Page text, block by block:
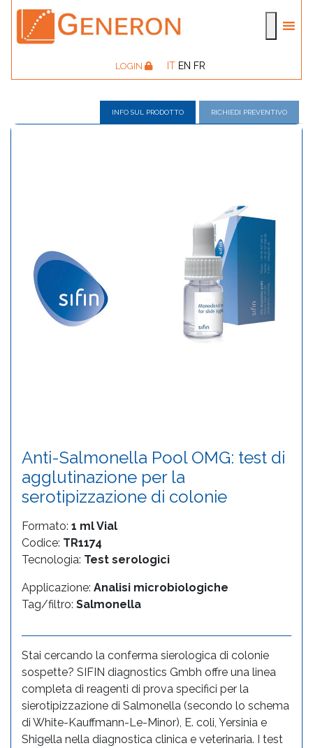
LOGIN IT EN FR
INFO SUL PRODOTTO RICHIEDI PREVENTIVO
Anti-Salmonella Pool OMG: test di
agglutinazione per la
serotipizzazione di colonie
Formato: 1 ml Vial
Codice: TR1174
Tecnologia: Test serologici
Applicazione: Analisi microbiologiche
Tag/filtro: Salmonella
Stai cercando la conferma sierologica di colonie
sospette? SIFIN diagnostics Gmbh offre una linea
completa di reagenti di prova specifici per la
sierotipizzazione di Salmonella (secondo lo schema
di White-Kauffmann-Le-Minor), E. coli, Yersinia e
Shigella nella diagnostica clinica e veterinaria. I test